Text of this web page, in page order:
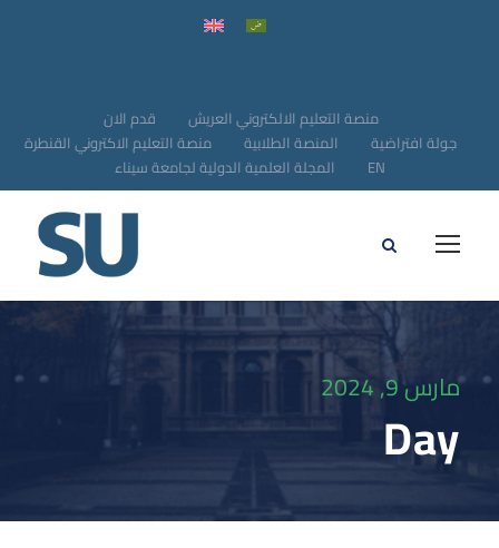
قدم الان
منصة التعليم الالكتروني العريش
منصة التعليم الاكتروني القنطرة
المنصة الطلابية
جولة افتراضية
المجلة العلمية الدولية لجامعة سيناء
EN
مارس 9, 2024
Day